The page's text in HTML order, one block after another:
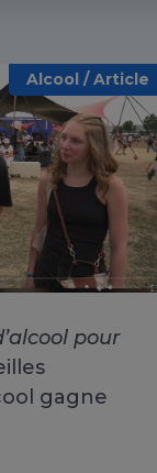
Alcool / Article
pour
gagne